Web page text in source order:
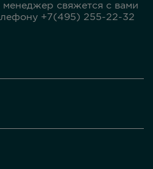
свяжется с вами
+7(495) 255-22-32